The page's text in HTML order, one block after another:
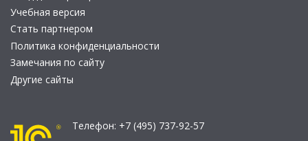
Учебная версия
Стать партнером
Политика конфиденциальности
Замечания по сайту
Другие сайты
Телефон: +7 (495) 737-92-57